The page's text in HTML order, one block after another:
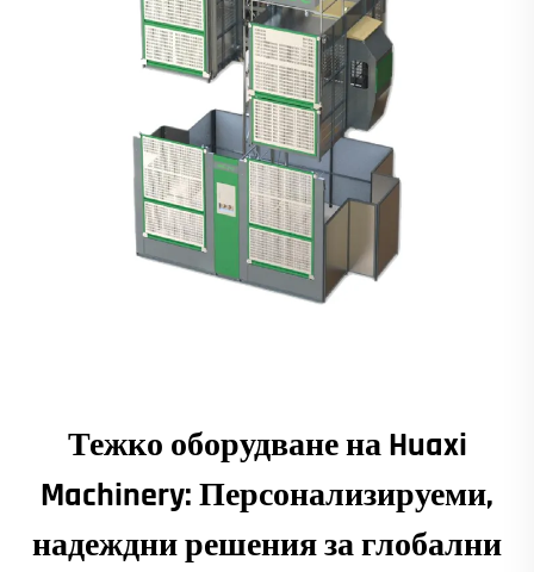
Тежко оборудване на Huaxi
Machinery: Персонализируеми,
надеждни решения за глобални